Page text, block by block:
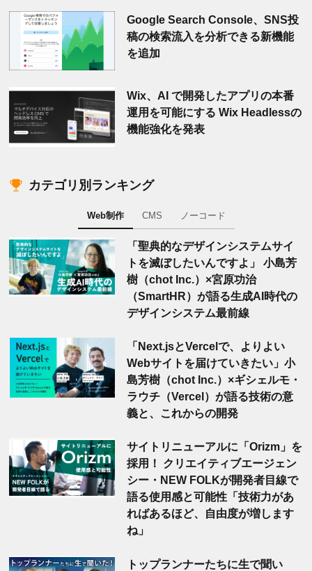
Google Search Console、SNS投
稿の検索流入を分析できる新機能
を追加
Wix、AI で開発したアプリの本番
運用を可能にする Wix Headlessの
機能強化を発表
カテゴリ別ランキング
Web制作 CMS ノーコード
「聖典的なデザインシステムサイ
トを滅ぼしたいんですよ」 小島芳
樹（chot Inc.）×宮原功治
（SmartHR）が語る生成AI時代の
デザインシステム最前線
「Next.jsとVercelで、よりよい
Webサイトを届けていきたい」小
島芳樹（chot Inc.）×ギシェルモ・
ラウチ（Vercel）が語る技術の意
義と、これからの開発
サイトリニューアルに「Orizm」を
採用！ クリエイティブエージェン
シー・NEW FOLKが開発者目線で
語る使用感と可能性「技術力があ
ればあるほど、自由度が増します
ね」
トップランナーたちに生で聞い